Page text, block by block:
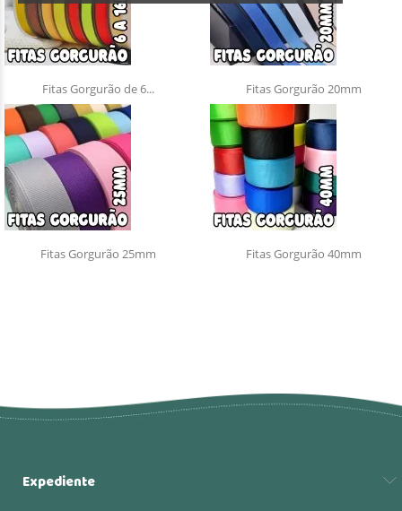
Fitas Gorgurão de 6... Fitas Gorgurão 20mm
Fitas Gorgurão 25mm Fitas Gorgurão 40mm
Expediente